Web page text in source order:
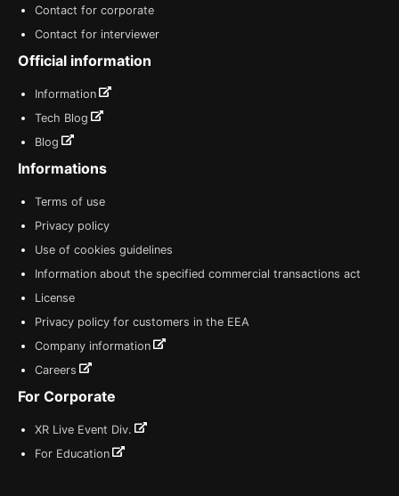
Contact for corporate
Contact for interviewer
Official information
Information
Tech Blog
Blog
Informations
Terms of use
Privacy policy
Use of cookies guidelines
Information about the specified commercial transactions act
License
Privacy policy for customers in the EEA
Company information
Careers
For Corporate
XR Live Event Div.
For Education